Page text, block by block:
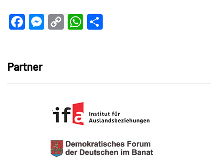
Facebook
Messenger
CopyWhatsApp
Partner